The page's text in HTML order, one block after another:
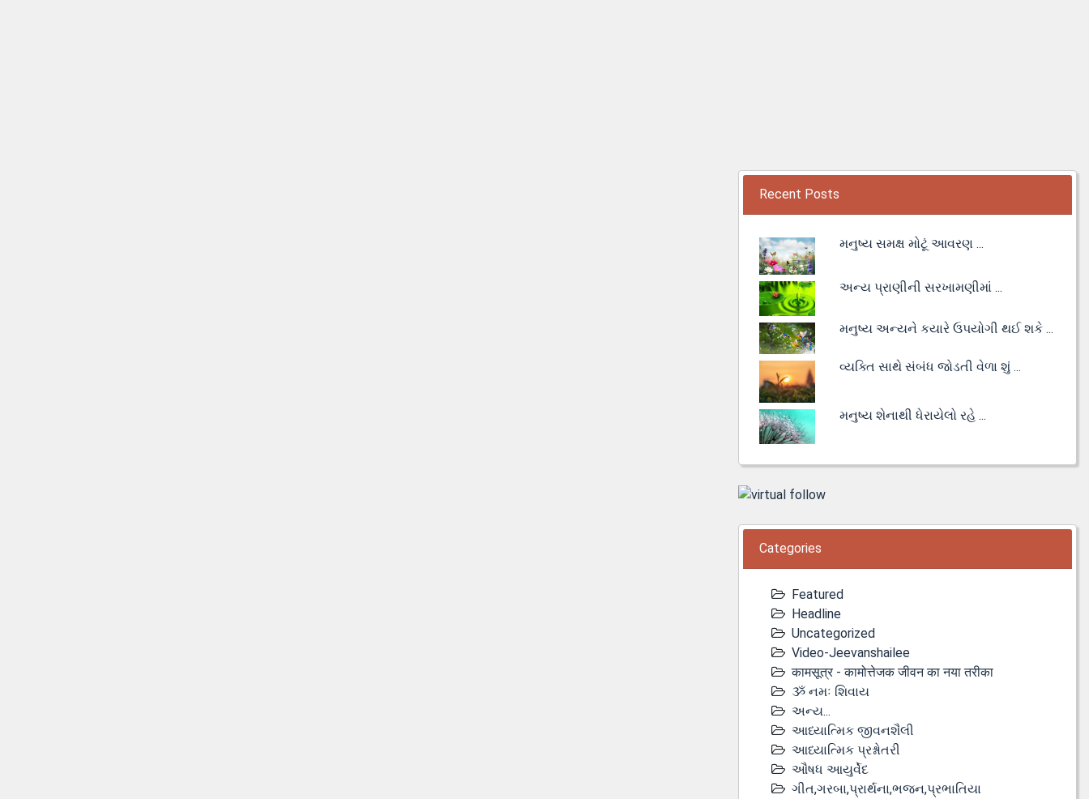
Recent Posts
મનુષ્ય સમક્ષ મોટૂં આવરણ ...
અન્ય પ્રાણીની સરખામણીમાં ...
મનુષ્ય અન્યને કયારે ઉપયોગી થઈ શકે ...
વ્યક્તિ સાથે સંબંધ જોડતી વેળા શું ...
મનુષ્ય શેનાથી ધેરાયેલો રહે ...
Categories
Featured
Headline
Uncategorized
Video-Jeevanshailee
कामसूत्र - कामोत्तेजक जीवन का नया तरीका
ૐ નમઃ શિવાય
અન્ય...
આધ્યાત્મિક જીવનશૈલી
આધ્યાત્મિક પ્રશ્નોતરી
ઔષધ આયુર્વેદ
ગીત,ગરબા,પ્રાર્થના,ભજન,પ્રભાતિયા